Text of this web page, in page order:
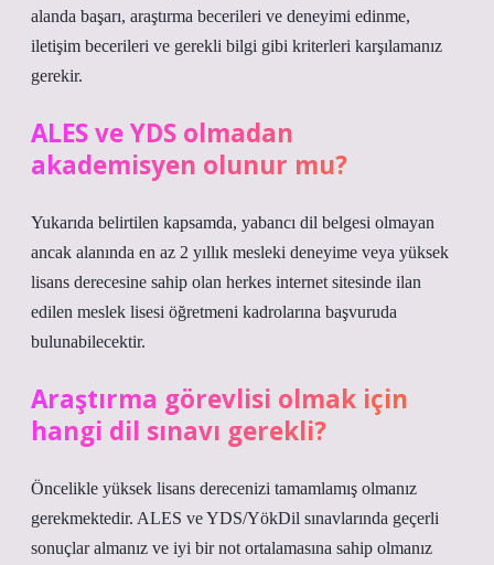
alanda başarı, araştırma becerileri ve deneyimi edinme,
iletişim becerileri ve gerekli bilgi gibi kriterleri karşılamanız
gerekir.
ALES ve YDS olmadan
akademisyen olunur mu?
Yukarıda belirtilen kapsamda, yabancı dil belgesi olmayan
ancak alanında en az 2 yıllık mesleki deneyime veya yüksek
lisans derecesine sahip olan herkes internet sitesinde ilan
edilen meslek lisesi öğretmeni kadrolarına başvuruda
bulunabilecektir.
Araştırma görevlisi olmak için
hangi dil sınavı gerekli?
Öncelikle yüksek lisans derecenizi tamamlamış olmanız
gerekmektedir. ALES ve YDS/YökDil sınavlarında geçerli
sonuçlar almanız ve iyi bir not ortalamasına sahip olmanız